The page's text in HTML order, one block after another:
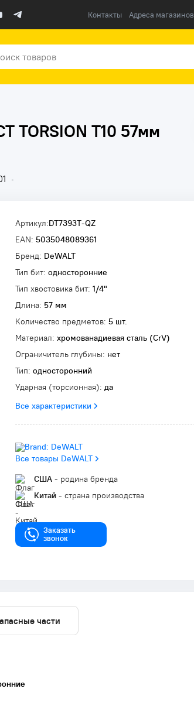
Контакты Адреса магазинов
TORSION T10 57мм
•
Артикул:DT7393T-QZ
EAN: 5035048089361
Бренд: DeWALT
Тип бит: односторонние
Тип хвостовика бит: 1/4"
Длина: 57 мм
Количество предметов: 5 шт.
Материал: хромованадиевая сталь (CrV)
Ограничитель глубины: нет
Тип: односторонний
Ударная (торсионная): да
Все характеристики
Все товары DeWALT
США - родина бренда
Китай - страна производства
Заказать
звонок
части